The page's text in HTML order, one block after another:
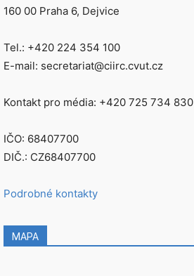
160 00 Praha 6, Dejvice
Tel.: +420 224 354 100
E-mail: secretariat@ciirc.cvut.cz
Kontakt pro média: +420 725 734 830
IČO: 68407700
DIČ.: CZ68407700
Podrobné kontakty
MAPA